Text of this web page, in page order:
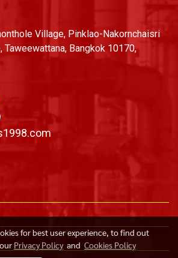
Village, Pinklao-Nakornchaisri
Taweewattana, Bangkok 10170,
for best user experience, to find out
Privacy Policyand Cookies Policy